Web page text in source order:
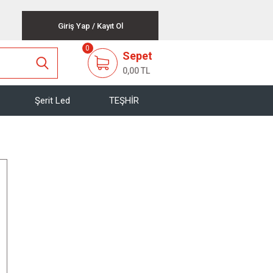
Giriş Yap / Kayıt Ol
0
Sepet
0,00 TL
Şerit Led TEŞHİR